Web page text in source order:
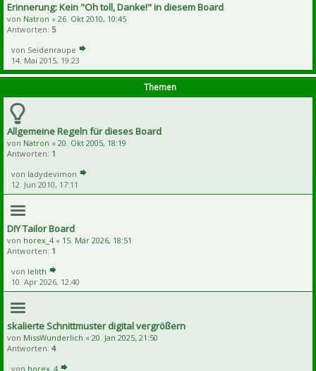
Erinnerung: Kein "Oh toll, Danke!" in diesem Board
von Natron « 26. Okt 2010, 10:45
Antworten: 5
von Seidenraupe
14. Mai 2015, 19:23
Themen
Allgemeine Regeln für dieses Board
von Natron « 20. Okt 2005, 18:19
Antworten: 1
von ladydevimon
12. Jun 2010, 17:11
DIY Tailor Board
von horex_4 « 15. Mär 2026, 18:51
Antworten: 1
von lelith
10. Apr 2026, 12:40
skalierte Schnittmuster digital vergrößern
von MissWunderlich « 20. Jan 2025, 21:50
Antworten: 4
von horex_4